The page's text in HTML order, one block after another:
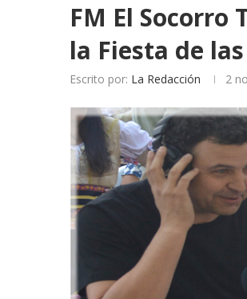
FM El
la Fiesta de
Escrito por: La Redacción 2